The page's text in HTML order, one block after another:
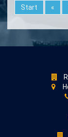
Sider
Start «